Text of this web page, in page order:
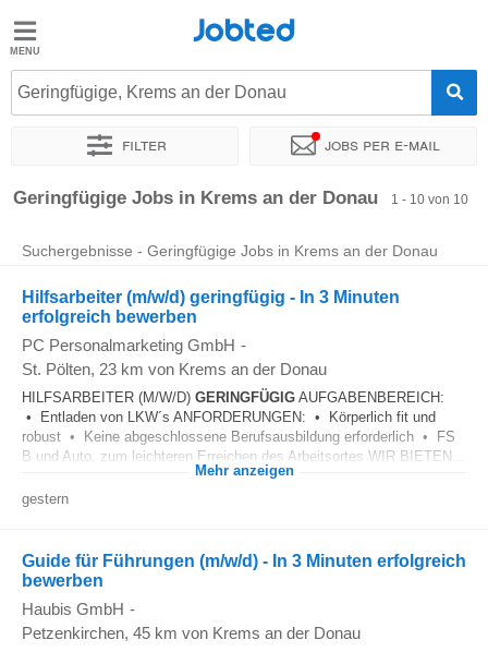
Jobted
Jobs
Jobted
Geringfügige, Krems an der Donau
Filter Jobs per e-mail
Sortieren nach Genauer Standort
Geringfügige Jobs in Krems an der Donau 1 - 10 von 10
Suchergebnisse - Geringfügige Jobs in Krems an der Donau
Hilfsarbeiter (m/w/d) geringfügig - In 3 Minuten
erfolgreich bewerben
PC Personalmarketing GmbH -
St. Pölten, 23 km von Krems an der Donau
HILFSARBEITER (M/W/D) GERINGFÜGIG AUFGABENBEREICH:
• Entladen von LKW´s ANFORDERUNGEN: • Körperlich fit und
robust • Keine abgeschlossene Berufsausbildung erforderlich • FS
B und Auto, zum leichteren Erreichen des Arbeitsortes WIR BIETEN...
Mehr anzeigen
gestern
Guide für Führungen (m/w/d) - In 3 Minuten erfolgreich
bewerben
Haubis GmbH -
Petzenkirchen, 45 km von Krems an der Donau